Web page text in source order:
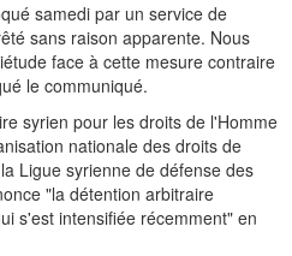
samedi par un service de
sans raison apparente. Nous
face à cette mesure contraire
le communiqué.
syrien pour les droits de l'Homme
nationale des droits de
Ligue syrienne de défense des
"la détention arbitraire
s'est intensifiée récemment" en